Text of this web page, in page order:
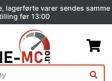
lagerførte varer sendes samme
før 13:00